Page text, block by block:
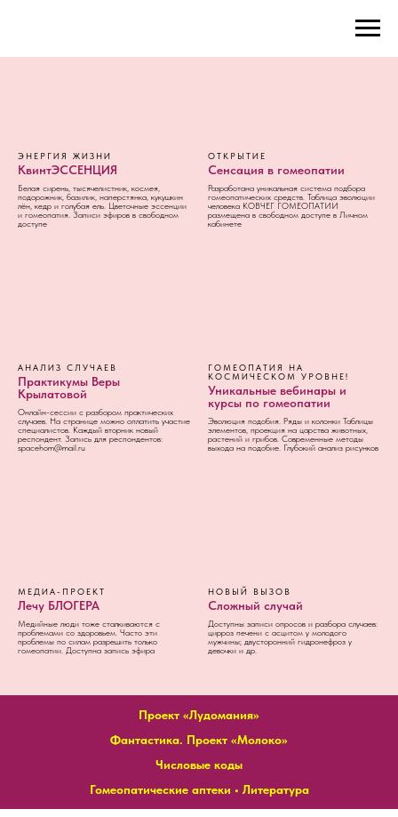
ЭНЕРГИЯ ЖИЗНИ
КвинтЭССЕНЦИЯ
Белая сирень, тысячелистник, космея,
подорожник, базилик, наперстянка, кукушкин
лён, кедр и голубая ель. Цветочные эссенции
и гомеопатия. Записи эфиров в свободном
доступе
ОТКРЫТИЕ
Сенсация в гомеопатии
Разработана уникальная система подбора
гомеопатических средств. Таблица эволюции
человека КОВЧЕГ ГОМЕОПАТИИ
размещена в свободном доступе в Личном
кабинете
АНАЛИЗ СЛУЧАЕВ
Практикумы Веры
Крылатовой
Онлайн-сессии с разбором практических
случаев. На странице можно оплатить участие
специалистов. Каждый вторник новый
респондент. Запись для респондентов:
spacehom@mail.ru
ГОМЕОПАТИЯ НА
КОСМИЧЕСКОМ УРОВНЕ!
Уникальные вебинары и
курсы по гомеопатии
Эволюция подобия. Ряды и колонки Таблицы
элементов, проекция на царства животных,
растений и грибов. Современные методы
выхода на подобие. Глубокий анализ рисунков
МЕДИА-ПРОЕКТ
Лечу БЛОГЕРА
Медийные люди тоже сталкиваются с
проблемами со здоровьем. Часто эти
проблемы по силам разрешить только
гомеопатии. Доступна запись эфира
НОВЫЙ ВЫЗОВ
Сложный случай
Доступны записи опросов и разбора случаев:
цирроз печени с асцитом у молодого
мужчины; двусторонний гидронефроз у
девочки и др.
Проект «Лудомания»
Фантастика. Проект «Молоко»
Числовые коды
Гомеопатические аптеки • Литература